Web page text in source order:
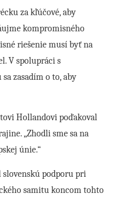
za kľúčové, aby
kompromisného
riešenie musí byť na
V spolupráci s
zasadím o to, aby
Hollandovi poďakoval
„Zhodli sme sa na
únie.“
podporu pri
samitu koncom tohto